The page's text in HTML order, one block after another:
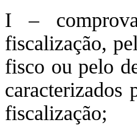
I –
fiscalização,
fisco ou pelo
caracterizados
fiscalização;